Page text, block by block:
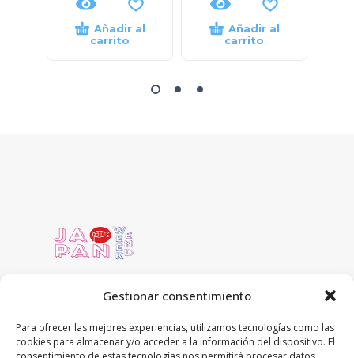
Gestionar consentimiento
Para ofrecer las mejores experiencias, utilizamos tecnologías como las
cookies para almacenar y/o acceder a la información del dispositivo. El
Añadir al
carrito
Añadir al
carrito
C/ Concejo de Ustarroz 5 local